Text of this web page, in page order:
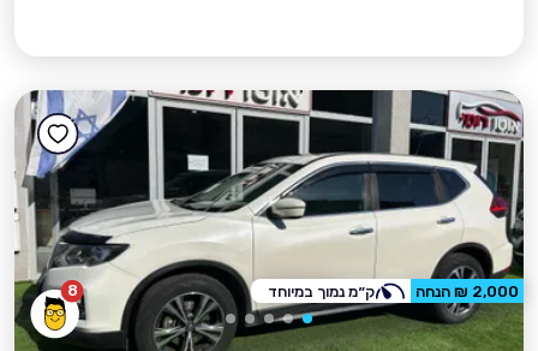
8 2,000 ₪ הנחה ק״מ נמוך במיוחד